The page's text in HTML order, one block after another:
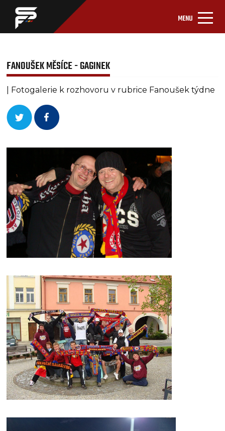
MENU
FANOUŠEK MĚSÍCE - GAGINEK
| Fotogalerie k rozhovoru v rubrice Fanoušek týdne